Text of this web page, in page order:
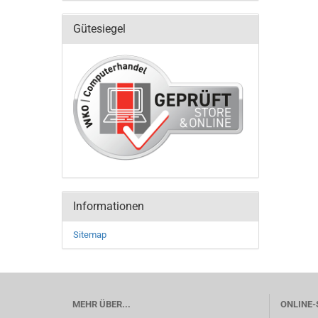
Gütesiegel
Informationen
Sitemap
MEHR ÜBER... ONLINE-